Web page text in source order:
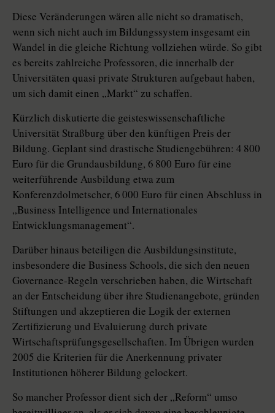
Diese Veränderungen wären alle nicht so dramatisch,
wenn sich nicht auch im Bildungssystem insgesamt ein
Wandel in die gleiche Richtung vollziehen würde. So gibt
es bereits zahlreiche Professoren, die innerhalb der
Universitäten quasi private Strukturen aufgebaut haben,
um sich damit einen „Markt“ zu schaffen.
Kürzlich diskutierte die geisteswissenschaftliche
Universität Straßburg über den künftigen Preis der
Bildung. Geplant sind drastische Studiengebühren: 4 800
Euro für die Grundausbildung, 6 800 Euro für eine
weiterführende Ausbildung etwa zum
Konferenzdolmetscher, 6 000 Euro für einen Abschluss in
„Business Intelligence und Internationales
Entwicklungsmanagement“.
Darüber hinaus beteiligen die Ausbildungsinstitute,
insbesondere die Business Schools, die sich den neuen
Governance-Regeln verschrieben haben, die Wirtschaft
an der Entscheidung über ihre Studienangebote, gründen
Stiftungen und akzeptieren die Logik der externen
Zertifizierung und Evaluierung durch private
Wirtschaftsprüfungsgesellschaften. Im Übrigen wurden
2005 die Kriterien für die Anerkennung privater
Institutionen höherer Bildung gelockert.
So mancher Professor dient sich der „Reform“ umso